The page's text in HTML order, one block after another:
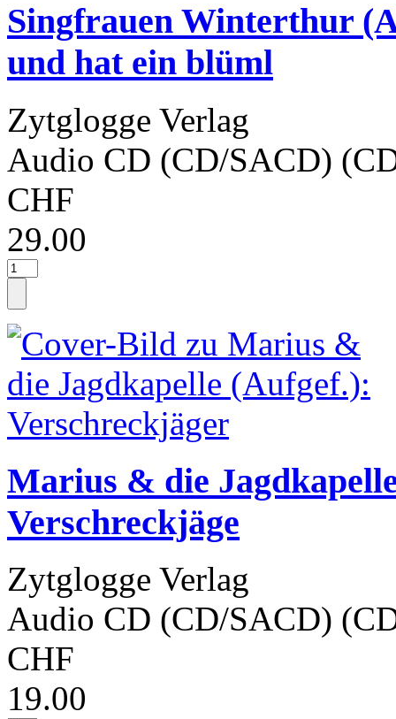
Singfrauen Winterthur
und hat ein blüml
Zytglogge Verlag
Audio CD (CD/SACD)
CHF
29.00
Marius & die
Verschreckjäge
Zytglogge Verlag
Audio CD (CD/SACD)
CHF
19.00